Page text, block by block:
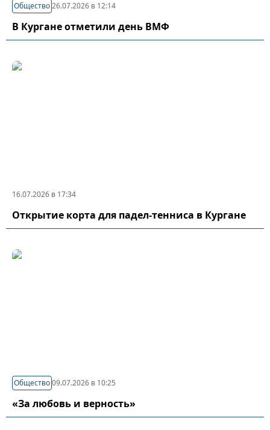
Общество26.07.2026 в 12:14
В Кургане отметили день ВМФ
16.07.2026 в 17:34
Открытие корта для падел-тенниса в Кургане
Общество09.07.2026 в 10:25
«За любовь и верность»